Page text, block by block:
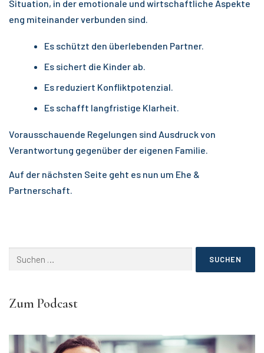
Situation, in der emotionale und wirtschaftliche Aspekte
eng miteinander verbunden sind.
Es schützt den überlebenden Partner.
Es sichert die Kinder ab.
Es reduziert Konfliktpotenzial.
Es schafft langfristige Klarheit.
Vorausschauende Regelungen sind Ausdruck von
Verantwortung gegenüber der eigenen Familie.
Auf der nächsten Seite geht es nun um Ehe &
Partnerschaft
nach:
Zum Podcast